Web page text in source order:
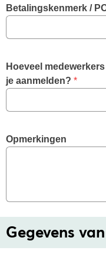
Betalingskenmerk /
Hoeveel medewerkers
je aanmelden? *
Opmerkingen
Gegevens